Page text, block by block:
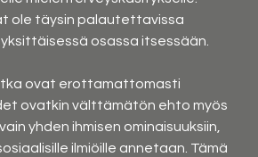
ole täysin palautettavissa
osassa itsessään.
ovat erottamattomasti
ovatkin välttämätön ehto myös
yhden ihmisen ominaisuuksiin,
ilmiöille annetaan. Tämä